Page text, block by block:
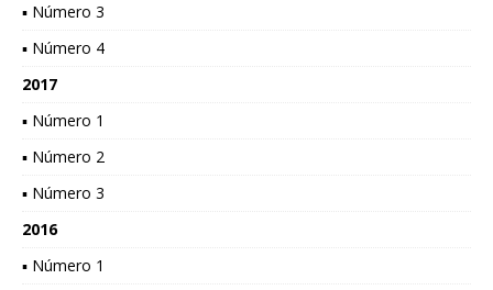
▪ Número 3
▪ Número 4
2017
▪ Número 1
▪ Número 2
▪ Número 3
2016
▪ Número 1